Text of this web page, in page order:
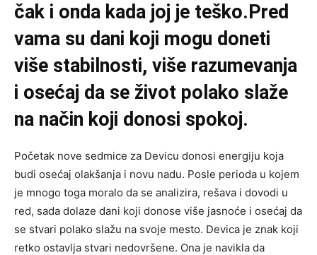
čak i onda kada joj je teško.Pred
vama su dani koji mogu doneti
više stabilnosti, više razumevanja
i osećaj da se život polako slaže
na način koji donosi spokoj.
Početak nove sedmice za Devicu donosi energiju koja
budi osećaj olakšanja i novu nadu. Posle perioda u kojem
je mnogo toga moralo da se analizira, rešava i dovodi u
red, sada dolaze dani koji donose više jasnoće i osećaj da
se stvari polako slažu na svoje mesto. Devica je znak koji
retko ostavlja stvari nedovršene. Ona je navikla da